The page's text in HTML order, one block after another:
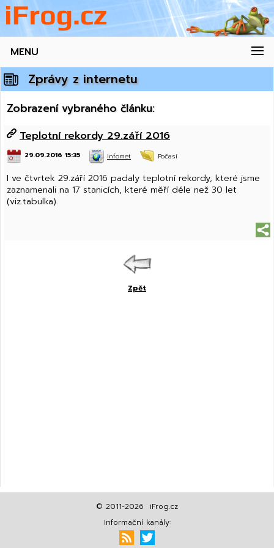
MENU
Zprávy z internetu
Zobrazení vybraného článku:
Teplotní rekordy 29.září 2016
29.09.2016 15:35 Infomet Počasí
I ve čtvrtek 29.září 2016 padaly teplotní rekordy, které jsme
zaznamenali na 17 stanicích, které měří déle než 30 let
(viz.tabulka).
Zpět
© 2011-2026 iFrog.cz
Informační kanály: